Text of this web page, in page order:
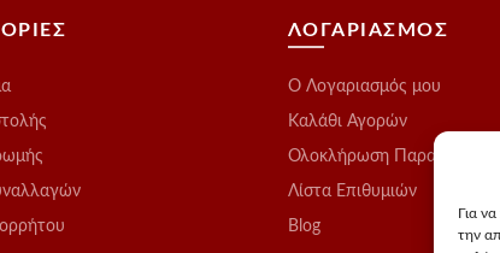
Για
την
ΛΟΓΑΡΙΑΣΜΟΣ
O Λογαριασμός μου
Καλάθι Αγορών
Ολοκλήρωση Παραγγελίας
Λίστα Επιθυμιών
Blog